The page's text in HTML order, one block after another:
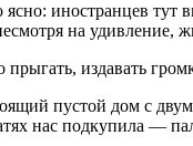
иностранцев
на удивление,
издавать
пустой дом с
нас подкупила —